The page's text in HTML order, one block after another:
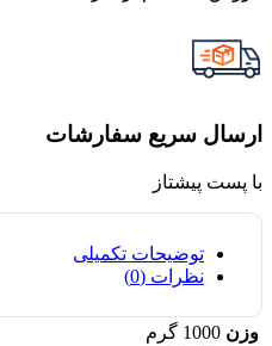
ارسال سریع سفارشات
با پست پیشتاز
توضیحات تکمیلی
نظرات (0)
وزن 1000 گرم